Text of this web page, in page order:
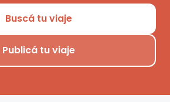
Buscá tu viaje
Publicá tu viaje